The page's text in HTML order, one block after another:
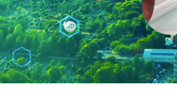
プライバシーポリシー
情報セキュリティ方針
ご利用規約